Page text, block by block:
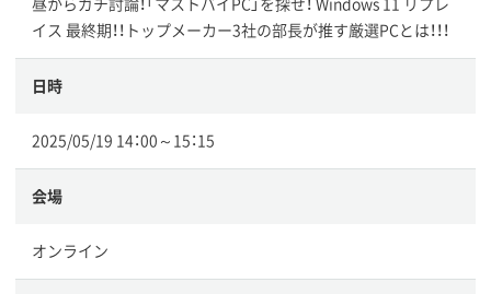
イス 最終期！！トップメーカー3社の部長が推す厳選PCとは！！！
日時
2025/05/19 14：00～15：15
会場
オンライン